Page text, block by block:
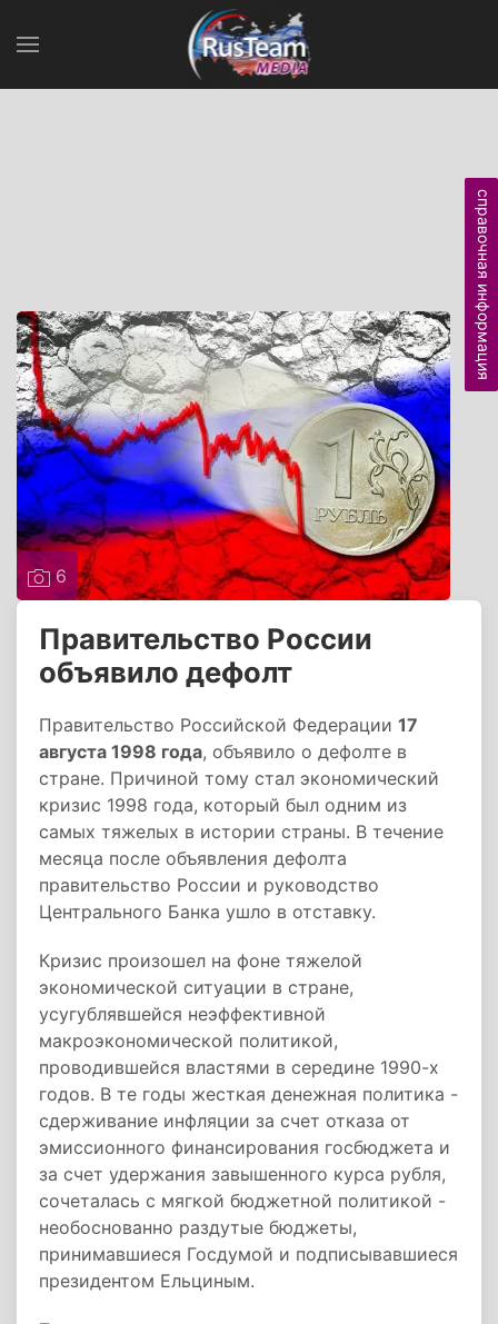
6
Правительство России
объявило дефолт
Правительство Российской Федерации 17
августа 1998 года, объявило о дефолте в
стране. Причиной тому стал экономический
кризис 1998 года, который был одним из
самых тяжелых в истории страны. В течение
месяца после объявления дефолта
правительство России и руководство
Центрального Банка ушло в отставку.
Кризис произошел на фоне тяжелой
экономической ситуации в стране,
усугублявшейся неэффективной
макроэкономической политикой,
проводившейся властями в середине 1990-х
годов. В те годы жесткая денежная политика -
сдерживание инфляции за счет отказа от
эмиссионного финансирования госбюджета и
за счет удержания завышенного курса рубля,
сочеталась с мягкой бюджетной политикой -
необоснованно раздутые бюджеты,
принимавшиеся Госдумой и подписывавшиеся
президентом Ельциным.
справочная информация